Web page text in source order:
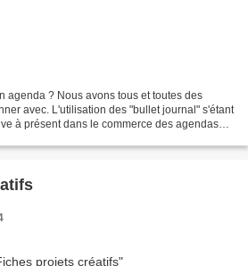
agenda ? Nous avons tous et toutes des
avec. L'utilisation des "bullet journal" s'étant
à présent dans le commerce des agendas